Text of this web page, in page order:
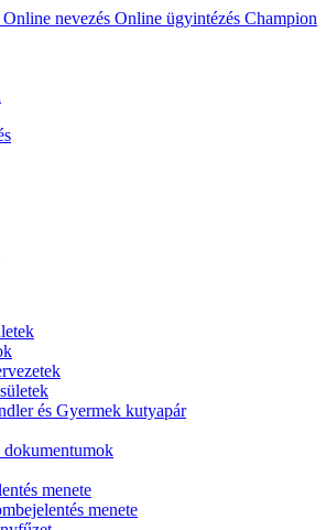
Online nevezés Online ügyintézés Champion
és Gyermek kutyapár
menete
menete